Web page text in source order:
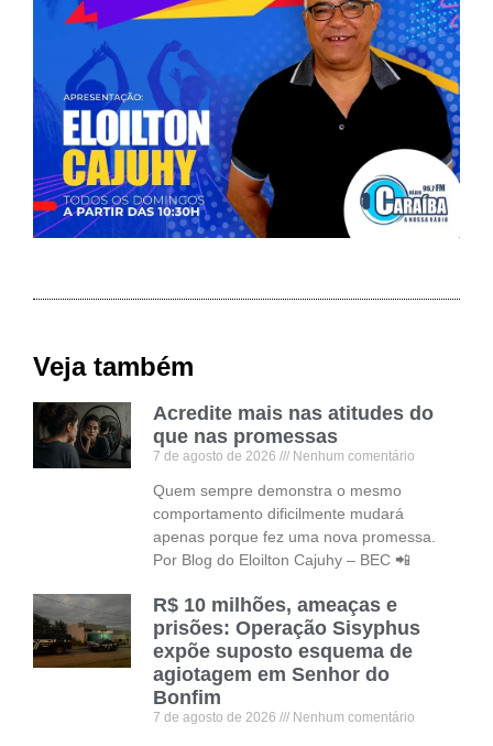
Veja também
Acredite mais nas atitudes do
que nas promessas
7 de agosto de 2026 Nenhum comentário
Quem sempre demonstra o mesmo
comportamento dificilmente mudará
apenas porque fez uma nova promessa.
Por Blog do Eloilton Cajuhy – BEC 📲
R$ 10 milhões, ameaças e
prisões: Operação Sisyphus
expõe suposto esquema de
agiotagem em Senhor do
Bonfim
7 de agosto de 2026 Nenhum comentário